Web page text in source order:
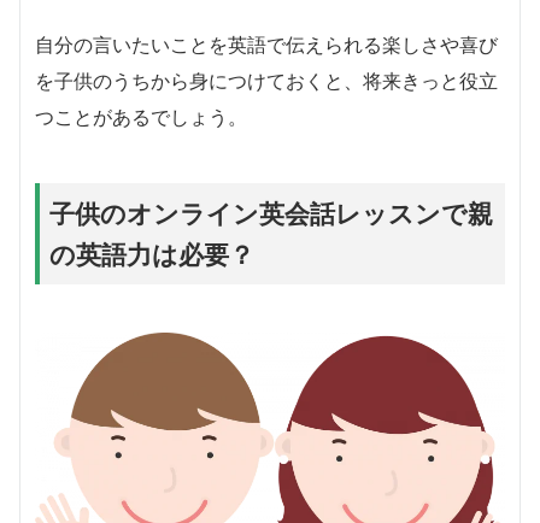
自分の言いたいことを英語で伝えられる楽しさや喜び
を子供のうちから身につけておくと、将来きっと役立
つことがあるでしょう。
子供のオンライン英会話レッスンで親
の英語力は必要？